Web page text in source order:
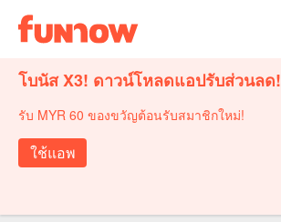
โบนัส X3! ดาวน์โหลดแอปรับส่วนลด!
รับ MYR 60 ของขวัญต้อนรับสมาชิกใหม่!
ใช้แอพ